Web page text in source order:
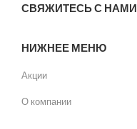
СВЯЖИТЕСЬ С НАМИ
НИЖНЕЕ МЕНЮ
Акции
О компании